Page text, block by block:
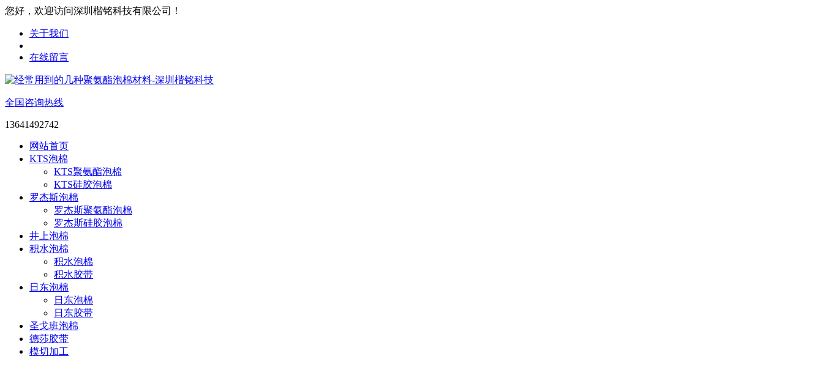
您好，欢迎访问深圳楷铭科技有限公司！
关于我们
在线留言
全国咨询热线
13641492742
网站首页
KTS泡棉
KTS聚氨酯泡棉
KTS硅胶泡棉
罗杰斯泡棉
罗杰斯聚氨酯泡棉
罗杰斯硅胶泡棉
井上泡棉
积水泡棉
积水泡棉
积水胶带
日东泡棉
日东泡棉
日东胶带
圣戈班泡棉
德莎胶带
模切加工